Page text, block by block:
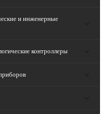
и инженерные
контроллеры